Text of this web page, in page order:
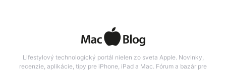
Lifestylový technologický portál nielen zo sveta Apple. Novinky,
recenzie, aplikácie, tipy pre iPhone, iPad a Mac. Fórum a bazár pre